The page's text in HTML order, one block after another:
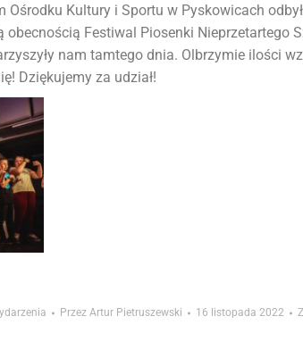
Kultury i Sportu w Pyskowicach
obecnością Festiwal Piosenki Nieprzetartego
nam tamtego dnia. Olbrzymie ilości
Dziękujemy za udział!
Przez Artur Pietruszewski 16 listopada 2022